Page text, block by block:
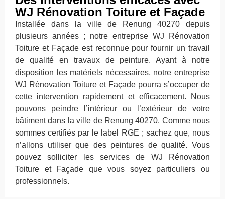
WJ Rénovation Toiture et Façade
Installée dans la ville de Renung 40270 depuis
plusieurs années ; notre entreprise WJ Rénovation
Toiture et Façade est reconnue pour fournir un travail
de qualité en travaux de peinture. Ayant à notre
disposition les matériels nécessaires, notre entreprise
WJ Rénovation Toiture et Façade pourra s’occuper de
cette intervention rapidement et efficacement. Nous
pouvons peindre l’intérieur ou l’extérieur de votre
bâtiment dans la ville de Renung 40270. Comme nous
sommes certifiés par le label RGE ; sachez que, nous
n’allons utiliser que des peintures de qualité. Vous
pouvez solliciter les services de WJ Rénovation
Toiture et Façade que vous soyez particuliers ou
professionnels.